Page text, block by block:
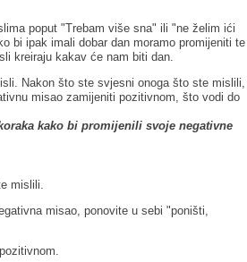
poput "Trebam više sna" ili "ne želim ići
bi ipak imali dobar dan moramo promijeniti te
kreiraju kakav će nam biti dan.
Nakon što ste svjesni onoga što ste mislili,
misao zamijeniti pozitivnom, što vodi do
kako bi promijenili svoje negativne
mislili.
misao, ponovite u sebi "poništi,